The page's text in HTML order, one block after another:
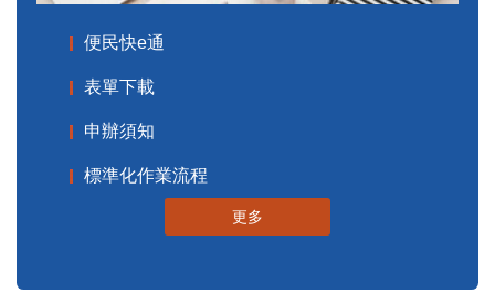
便民快e通
表單下載
申辦須知
標準化作業流程
更多